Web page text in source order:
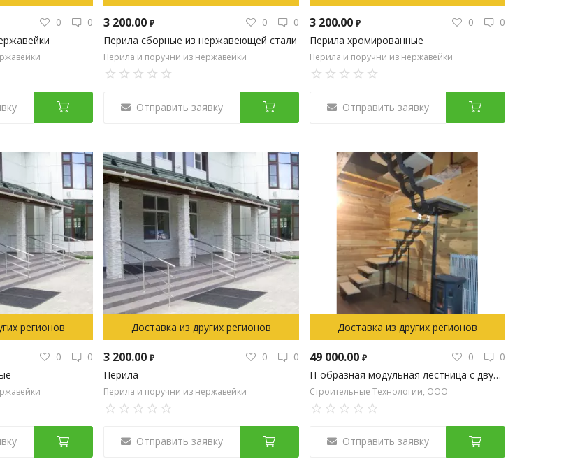
0
0
3 200.00 ₽ 0
0
Перила сборные из нержавеющей стали
Перила и поручни из нержавейки
Отправить заявку
3 200.00 ₽ 0
0
Перила хромированные
Перила и поручни из нержавейки
Отправить заявку
регионов
0
0
Доставка из других регионов
3 200.00 ₽ 0
0
Перила
Перила и поручни из нержавейки
Отправить заявку
Доставка из других регионов
49 000.00 ₽ 0
0
П-образная модульная лестница с двумя площадками на металлокаркасе
Строительные Технологии, ООО
Отправить заявку